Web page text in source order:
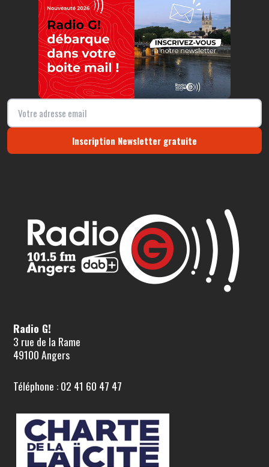
Inscription Newsletter gratuite
Radio G!
3 rue de la Rame
49100 Angers
Téléphone : 02 41 60 47 47